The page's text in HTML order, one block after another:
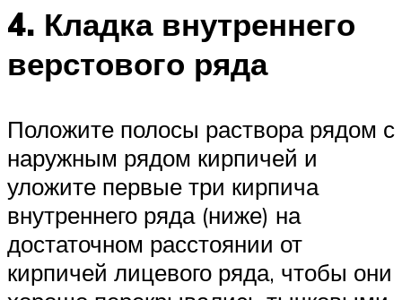
4. Кладка внутреннего
верстового ряда
Положите полосы раствора рядом с
наружным рядом кирпичей и
уложите первые три кирпича
внутреннего ряда (ниже) на
достаточном расстоянии от
кирпичей лицевого ряда, чтобы они